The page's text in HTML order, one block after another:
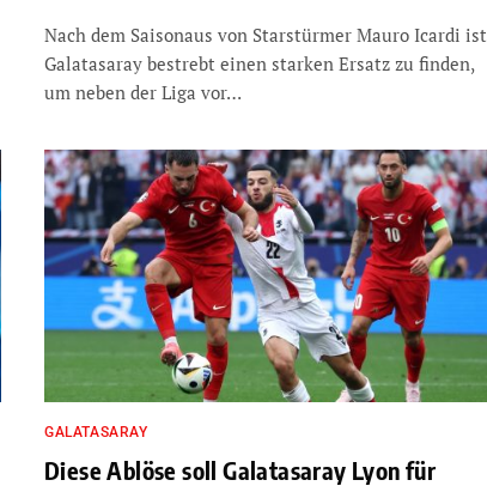
Nach dem Saisonaus von Starstürmer Mauro Icardi ist
Galatasaray bestrebt einen starken Ersatz zu finden,
um neben der Liga vor…
GALATASARAY
Diese Ablöse soll Galatasaray Lyon für